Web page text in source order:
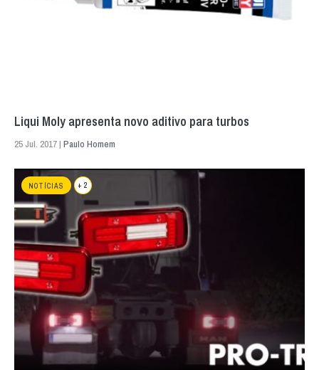
Liqui Moly apresenta novo aditivo para turbos
25 Jul. 2017 | Paulo Homem
NOTÍCIAS + 2